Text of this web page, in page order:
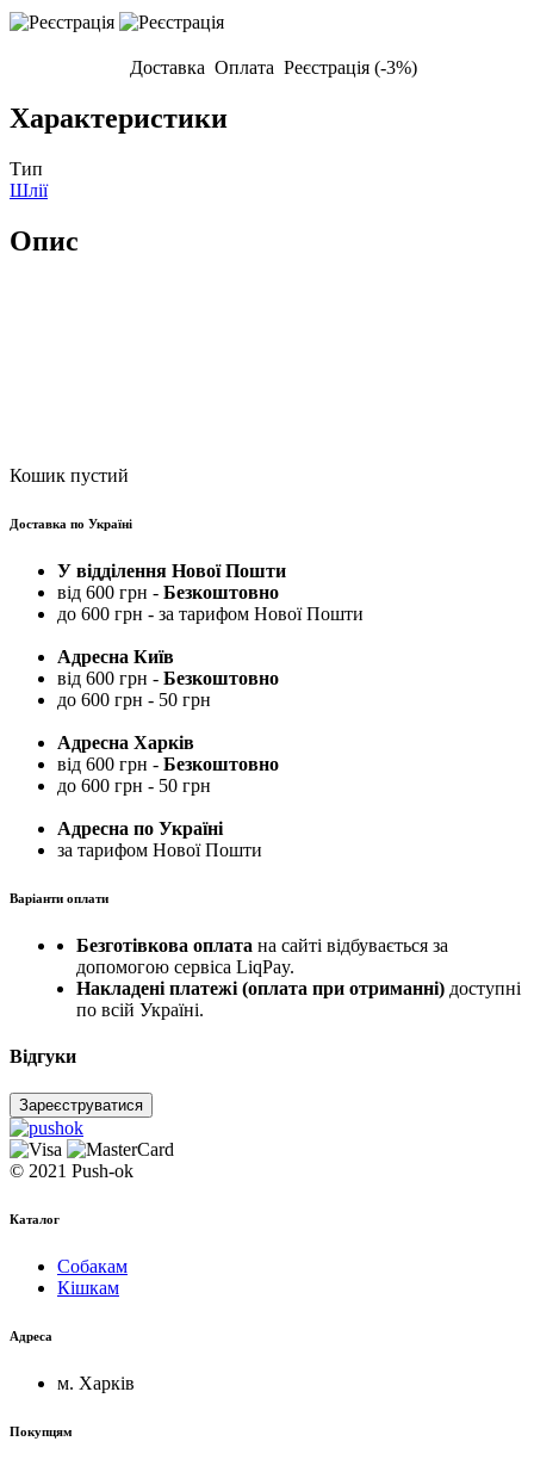
Доставка Оплата Реєстрація (-3%)
Характеристики
Тип
Шлії
Опис
Кошик пустий
Доставка по Україні
У відділення Нової Пошти
від 600 грн - Безкоштовно
до 600 грн - за тарифом Нової Пошти
Адресна Київ
від 600 грн - Безкоштовно
до 600 грн - 50 грн
Адресна Харків
від 600 грн - Безкоштовно
до 600 грн - 50 грн
Адресна по Україні
за тарифом Нової Пошти
Варіанти оплати
Безготівкова оплата на сайті відбувається за
допомогою сервіса LiqPay.
Накладені платежі (оплата при отриманні) доступні
по всій Україні.
Відгуки
Зареєструватися
© 2021 Push-ok
Каталог
Собакам
Кішкам
Адреса
м. Харків
Покупцям